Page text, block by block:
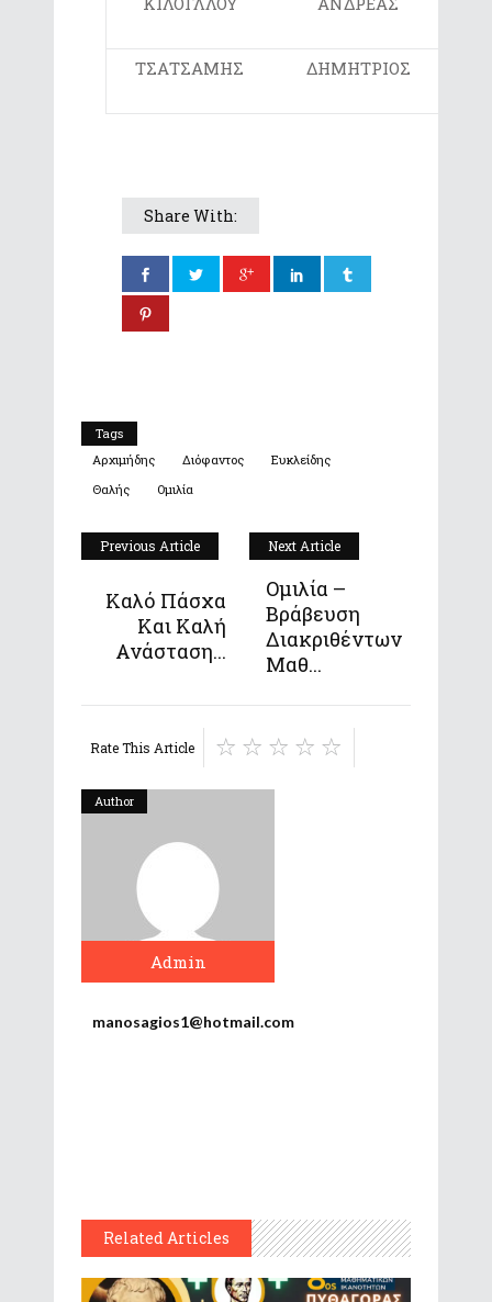
ΤΣΑΤΣΑΜΗΣ
ΔΗΜΗΤΡΙΟΣ
Share With:
Tags
Αρχιμήδης
Διόφαντος
Ευκλείδης
Θαλής
Ομιλία
Previous Article
Καλό Πάσχα
Και Καλή
Ανάσταση...
Next Article
Ομιλία –
Βράβευση
Διακριθέντων
Μαθ...
Rate This Article
Author
Admin
manosagios1@hotmail.com
Related Articles